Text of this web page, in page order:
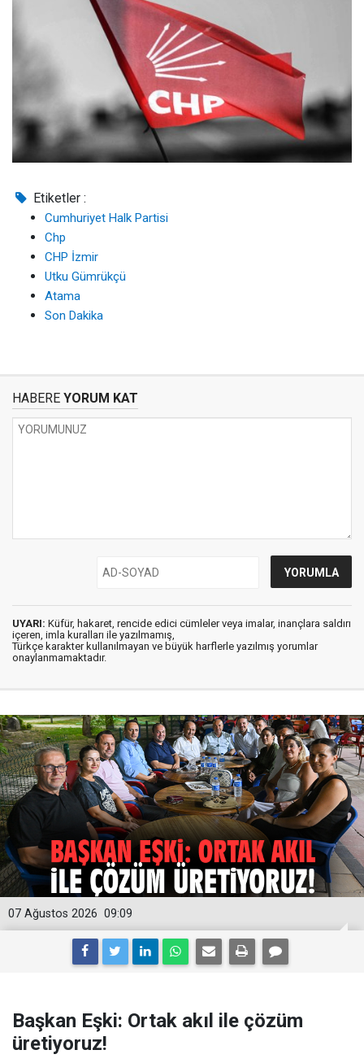
Etiketler :
Cumhuriyet Halk Partisi
Chp
CHP İzmir
Utku Gümrükçü
Atama
Son Dakika
HABERE YORUM KAT
UYARI: Küfür, hakaret, rencide edici cümleler veya imalar, inançlara saldırı
içeren, imla kuralları ile yazılmamış,
Türkçe karakter kullanılmayan ve büyük harflerle yazılmış yorumlar
onaylanmamaktadır.
09:09
07 Ağustos 2026
Başkan Eşki: Ortak akıl ile çözüm
üretiyoruz!